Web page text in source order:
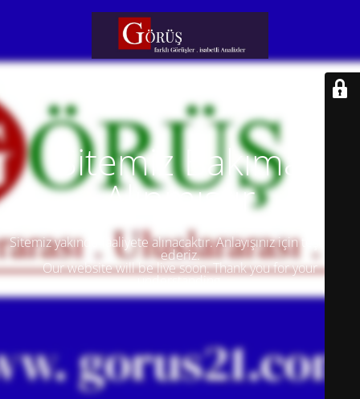
Sitemiz Bakıma
Alınmıştır
Sitemiz yakında faaliyete alınacaktır. Anlayışınız için teşekkür
ederiz.
Our website will be live soon. Thank you for your
understanding.